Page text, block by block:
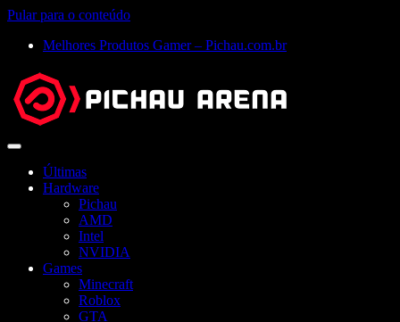
Pular para o conteúdo
Melhores Produtos Gamer – Pichau.com.br
Abrir
Últimas
Hardware
Pichau
AMD
Intel
NVIDIA
Games
Minecraft
Roblox
GTA